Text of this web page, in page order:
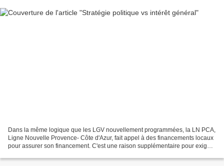
Dans la même logique que les LGV nouvellement programmées, la LN PCA,
Ligne Nouvelle Provence- Côte d'Azur, fait appel à des financements locaux
pour assurer son financement. C'est une raison supplémentaire pour exiger